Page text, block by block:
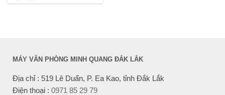
MÁY VĂN PHÒNG MINH QUANG ĐẮK LẮK
Địa chỉ : 519 Lê Duẩn, P. Ea Kao, tỉnh Đắk Lắk
Điện thoại : 0971 85 29 79